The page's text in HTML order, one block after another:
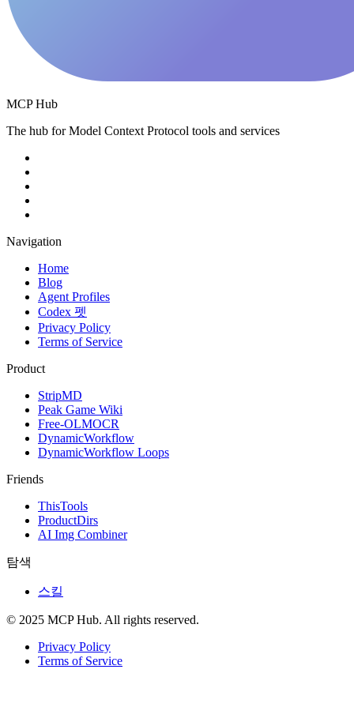
MCP Hub
The hub for Model Context Protocol tools and services
Navigation
Home
Blog
Agent Profiles
Codex 펫
Privacy Policy
Terms of Service
Product
StripMD
Peak Game Wiki
Free-OLMOCR
DynamicWorkflow
DynamicWorkflow Loops
Friends
ThisTools
ProductDirs
AI Img Combiner
탐색
스킬
© 2025 MCP Hub. All rights reserved.
Privacy Policy
Terms of Service